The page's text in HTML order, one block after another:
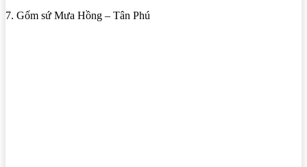
7. Gốm sứ Mưa Hồng – Tân Phú